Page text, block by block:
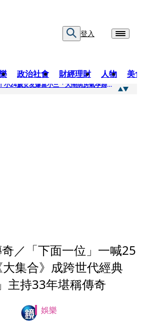
登入
政治社會 財經理財 人物 美
「愛露奶」私訊流出！小24歲女友爆當小三「大鬧病房氣孕婦」 姜厚任不忍回應了
／「下面一位」一喊25
集合》成跨世代經典
主持33年堪稱傳奇
娛樂